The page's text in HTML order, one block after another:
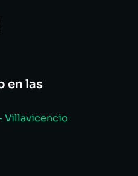
en las
Villavicencio